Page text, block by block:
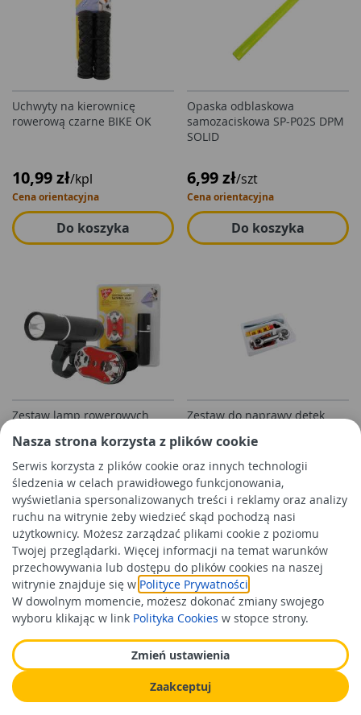
Nasza strona korzysta z plików cookie
Serwis korzysta z plików cookie oraz innych technologii
śledzenia w celach prawidłowego funkcjonowania,
wyświetlania spersonalizowanych treści i reklamy oraz analizy
ruchu na witrynie żeby wiedzieć skąd pochodzą nasi
użytkownicy. Możesz zarządzać plikami cookie z poziomu
Twojej przeglądarki. Więcej informacji na temat warunków
przechowywania lub dostępu do plików cookies na naszej
witrynie znajduje się w Polityce Prywatności
W dowolnym momencie, możesz dokonać zmiany swojego
wyboru klikając w link Polityka Cookies w stopce strony.
Zmień ustawienia
Zaakceptuj
Uchwyty na kierownicę
rowerową czarne BIKE OK
10,99 zł/kpl
Cena orientacyjna
Do koszyka
Opaska odblaskowa
samozaciskowa SP-P02S DPM
SOLID
6,99 zł/szt
Cena orientacyjna
Do koszyka
Zestaw lamp rowerowych
BIKE OK
44,99 zł/kpl
Cena orientacyjna
Do koszyka
Zestaw do naprawy dętek
łatek na klej BOTTARI
17,99 zł/szt
Cena orientacyjna
Do koszyka